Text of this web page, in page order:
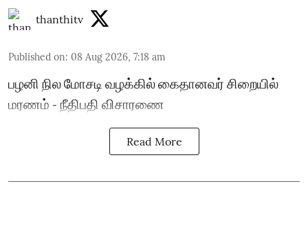
thanthitv
Published on: 08 Aug 2026, 7:18 am
பழனி நில மோசடி வழக்கில் கைதானவர் சிறையில்
மரணம் - நீதிபதி விசாரணை
Read More